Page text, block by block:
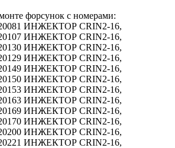
форсунок с номерами:
ИНЖЕКТОР CRIN2-16,
ИНЖЕКТОР CRIN2-16,
ИНЖЕКТОР CRIN2-16,
ИНЖЕКТОР CRIN2-16,
ИНЖЕКТОР CRIN2-16,
ИНЖЕКТОР CRIN2-16,
ИНЖЕКТОР CRIN2-16,
ИНЖЕКТОР CRIN2-16,
ИНЖЕКТОР CRIN2-16,
ИНЖЕКТОР CRIN2-16,
ИНЖЕКТОР CRIN2-16,
ИНЖЕКТОР CRIN2-16,